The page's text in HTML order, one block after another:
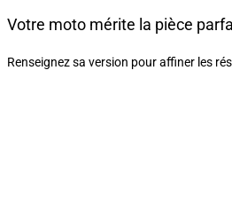
Votre moto mérite la pièce
Renseignez sa version pour affiner les